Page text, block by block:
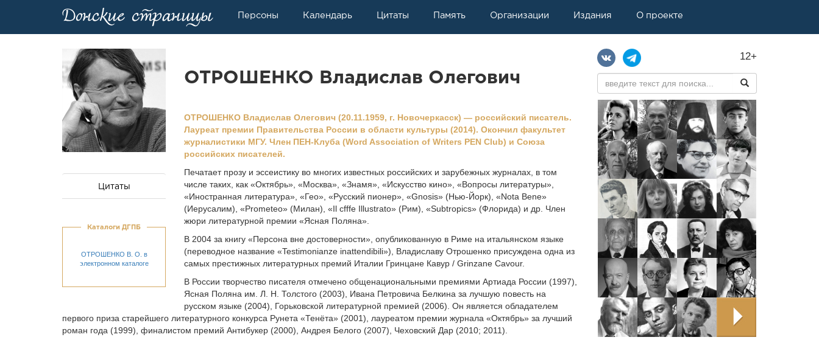
Персоны Календарь Цитаты Память Организации Издания О проекте
Цитаты
Каталоги ДГПБ
ОТРОШЕНКО В. О. в
электронном каталоге
ОТРОШЕНКО Владислав Олегович
ОТРОШЕНКО Владислав Олегович (20.11.1959, г. Новочеркасск) — российский писатель.
Лауреат премии Правительства России в области культуры (2014). Окончил факультет
журналистики МГУ. Член ПЕН-Клуба (Word Association of Writers PEN Club) и Союза
российских писателей.
Печатает прозу и эссеистику во многих известных российских и зарубежных журналах, в том
числе таких, как «Октябрь», «Москва», «Знамя», «Искусство кино», «Вопросы литературы»,
«Иностранная литература», «Гео», «Русский пионер», «Gnosis» (Нью-Йорк), «Nota Bene»
(Иерусалим), «Prometeo» (Милан), «Il cfffe Illustrato» (Рим), «Subtropics» (Флорида) и др. Член
жюри литературной премии «Ясная Поляна».
В 2004 за книгу «Персона вне достоверности», опубликованную в Риме на итальянском языке
(переводное название «Testimonianze inattendibili»), Владиславу Отрошенко присуждена одна из
самых престижных литературных премий Италии Гринцане Кавур / Grinzane Cavour.
В России творчество писателя отмечено общенациональными премиями Артиада России (1997),
Ясная Поляна им. Л. Н. Толстого (2003), Ивана Петровича Белкина за лучшую повесть на
русском языке (2004), Горьковской литературной премией (2006). Он является обладателем
первого приза старейшего литературного конкурса Рунета «Тенёта» (2001), лауреатом премии журнала «Октябрь» за лучший
роман года (1999), финалистом премий Антибукер (2000), Андрея Белого (2007), Чеховский Дар (2010; 2011).
12+